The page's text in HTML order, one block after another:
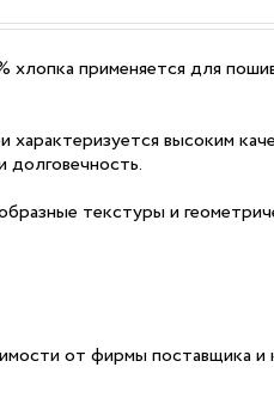
применяется для
высоким
долговечность.
текстуры и
от фирмы поставщика и